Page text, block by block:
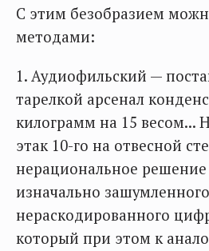
С этим безобразием
методами:
1. Аудиофильский —
тарелкой арсенал
килограмм на 15 весом...
этак 10-го на отвесной
нерациональное
изначально
нераскодированного
который при этом к